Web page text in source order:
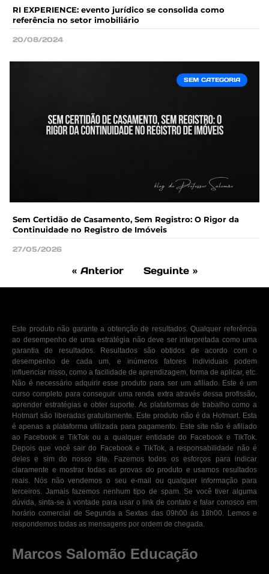
RI EXPERIENCE: evento jurídico se consolida como
referência no setor imobiliário
20/08/2024
SEM CATEGORIA
Sem Certidão de Casamento, Sem Registro: O Rigor da
Continuidade no Registro de Imóveis
27/05/2026
« Anterior Seguinte »
Este produto não garante a obtenção de resultados. Qualquer referência
ao desempenho de uma estratégia não deve ser interpretada como uma
garantia de resultados. Resultados são obtidos de acordo com o
desempenho de cada um, e inúmeros fatores individuais podem
influenciar nisso, como a facilidade de aprendizagem, forma de aplicar, etc.
Não é necessário adquirir esse produto para ser um afiliado. Este é um
curso completo para conseguir uma renda extra através dessa profissão,
aprender estratégias e obter suporte. As plataformas de trabalho como a
Hotmart são liberadas gratuitamente. Este produto não é da Hotmart. Esta
é apenas a plataforma utilizada para pagamento. Este site não é afiliado
ao Facebook e TikTok ou a qualquer entidade do Facebook e TikTok.
Depois que você sair do Facebook e TikTok, a responsabilidade não é
deles e sim do nosso site. Fazemos todos os esforços para indicar
claramente e mostrar todas as provas do produto e usamos resultados
reais. Nós não vendemos o seu e-mail ou qualquer informação para
terceiros. Jamais fazemos nenhum tipo de spam. Se você tiver alguma
dúvida, sinta-se à vontade para usar o link de contato e falar conosco em
horário comercial de Segunda a Sextas das 09h00 ás 18h00. Lemos e
respondemos todas as mensagens por ordem de chegada.
Marcos Salomão Educação